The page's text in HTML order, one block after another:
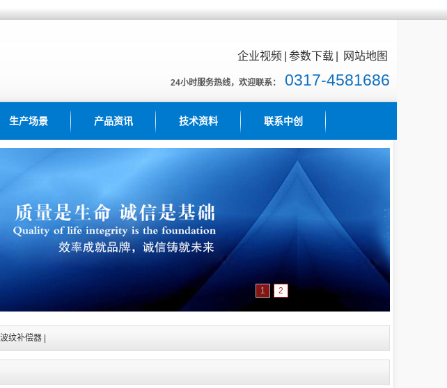
企业视频 参数下载 网站地图
24小时服务热线，欢迎联系： 0317-4581686
生产场景 产品资讯 技术资料 联系中创
1 2
纹补偿器